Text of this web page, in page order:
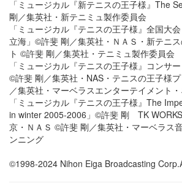
「ミュージカル『新テニスの王子様』The
剛／集英社・新テニミュ製作委員会
「ミュージカル『テニスの王子様』全国大
立海」©許斐 剛／集英社・ＮＡＳ・新テニ
ト ©許斐 剛／集英社・テニミュ製作委員会
「ミュージカル『テニスの王子様』コンサ
©許斐 剛／集英社・NAS・テニスの王子様
／集英社・マーベラスエンターテイメント
「ミュージカル『テニスの王子様』The
in winter 2005-2006」©許斐 剛 TK
京・ＮＡＳ ©許斐 剛／集英社・マーベラス
ンニング
©1998-2024 Nihon Eiga Broadcasting